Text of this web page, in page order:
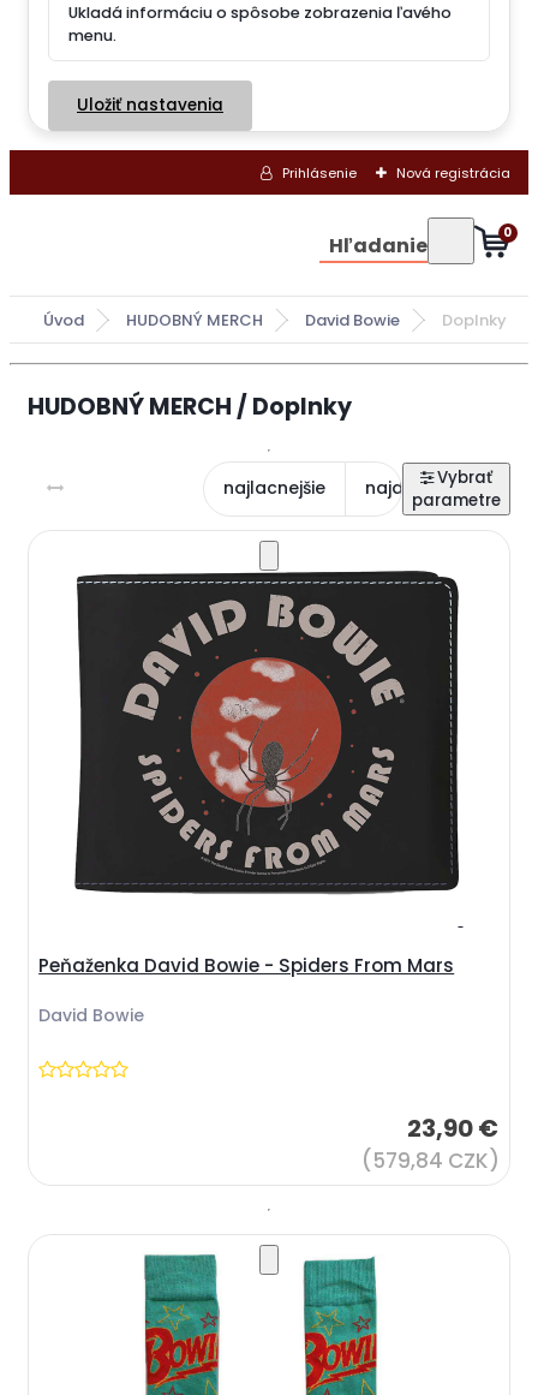
Ukladá informáciu o spôsobe zobrazenia ľavého
menu.
Uložiť nastavenia
Prihlásenie Nová registrácia
Hľadanie 0
Úvod HUDOBNÝ MERCH David Bowie Doplnky
HUDOBNÝ MERCH / Doplnky
najlacnejšie najdrahšie
Peňaženka David Bowie - Spiders From Mars
David Bowie
23,90 €
(579,84 CZK)